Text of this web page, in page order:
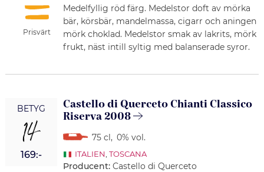
Prisvärt
Medelfyllig röd färg. Medelstor doft av mörka
bär, körsbär, mandelmassa, cigarr och aningen
mörk choklad. Medelstor smak av lakrits, mörk
frukt, näst intill syltig med balanserade syror.
BETYG
14
169:-
Castello di Querceto Chianti Classico
Riserva 2008
75 cl, 0% vol.
ITALIEN TOSCANA
Producent: Castello di Querceto